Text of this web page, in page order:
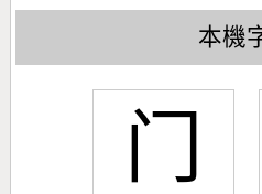
本機
门